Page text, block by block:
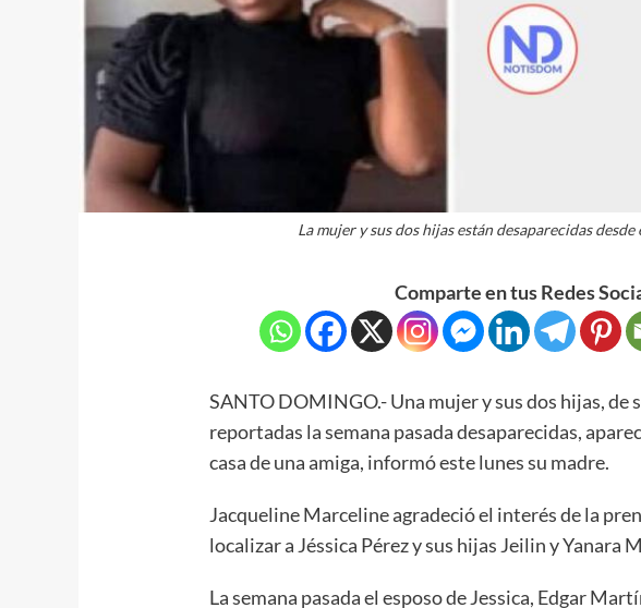
La mujer y sus dos hijas están desaparecidas
Comparte en tus Redes
SANTO DOMINGO.- Una mujer y sus dos hijas, de
reportadas la semana pasada desaparecidas,
casa de una amiga, informó este lunes su madre.
Jacqueline Marceline agradeció el interés de la
localizar a Jéssica Pérez y sus hijas Jeilin y Yanara
La semana pasada el esposo de Jessica, Edgar